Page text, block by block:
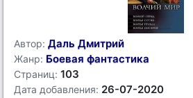
Автор: Даль Дмитрий
Жанр: Боевая фантастика
Страниц: 103
Дата добавления: 26-07-2020